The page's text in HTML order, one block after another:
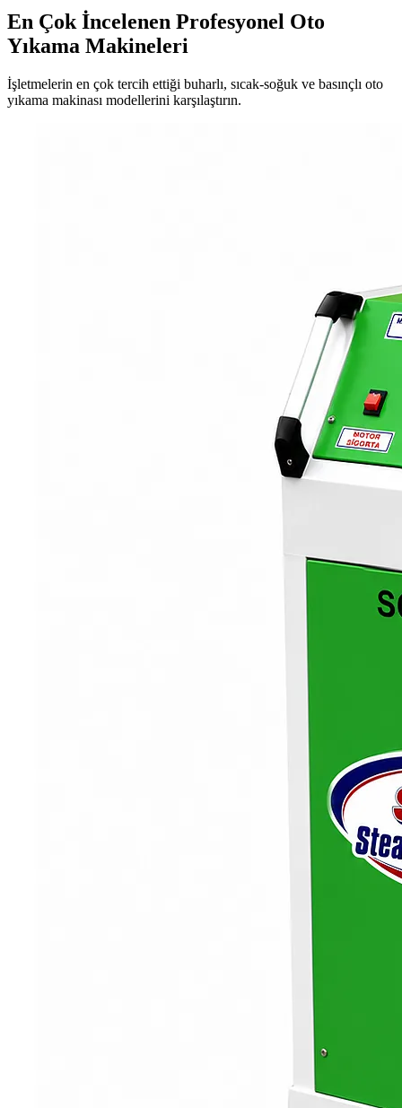
En Çok İncelenen Profesyonel Oto
Yıkama Makineleri
İşletmelerin en çok tercih ettiği buharlı, sıcak-soğuk ve basınçlı oto
yıkama makinası modellerini karşılaştırın.